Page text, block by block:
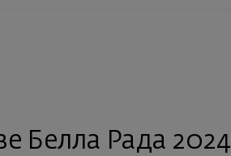
Белла Рада 2024